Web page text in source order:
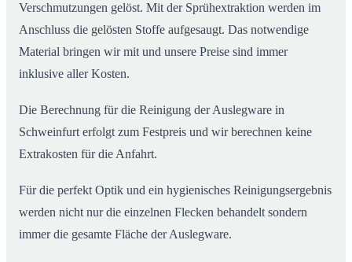
Verschmutzungen gelöst. Mit der Sprühextraktion werden im
Anschluss die gelösten Stoffe aufgesaugt. Das notwendige
Material bringen wir mit und unsere Preise sind immer
inklusive aller Kosten.
Die Berechnung für die Reinigung der Auslegware in
Schweinfurt erfolgt zum Festpreis und wir berechnen keine
Extrakosten für die Anfahrt.
Für die perfekt Optik und ein hygienisches Reinigungsergebnis
werden nicht nur die einzelnen Flecken behandelt sondern
immer die gesamte Fläche der Auslegware.